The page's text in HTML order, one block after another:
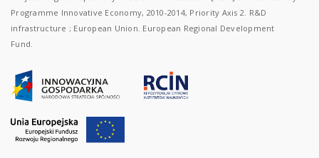
Programme Innovative Economy, 2010-2014, Priority Axis 2. R&D
infrastructure ; European Union. European Regional Development
Fund.